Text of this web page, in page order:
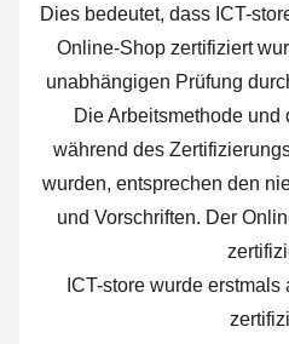
Dies bedeutet, dass ICT-
Online-Shop zertifiziert
unabhängigen Prüfung
Die Arbeitsmethode
während des
wurden, entsprechen den
und Vorschriften. Der
ICT-store wurde